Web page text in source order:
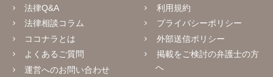
法律Q&A
法律相談コラム
ココナラとは
よくあるご質問
運営へのお問い合わせ
利用規約
プライバシーポリシー
外部送信ポリシー
掲載をご検討の弁護士の方
へ